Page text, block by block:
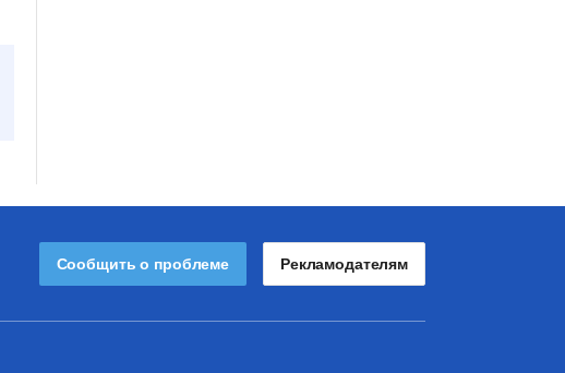
Сообщить о проблеме Рекламодателям